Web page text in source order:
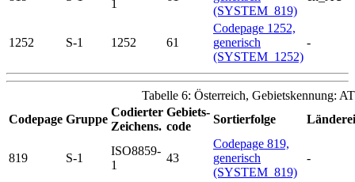
1
(SYSTEM_819)
1252 S-1 1252 61
Codepage 1252,
generisch
(SYSTEM_1252)
-
Tabelle 6: Österreich, Gebietskennung: AT
Codepage Gruppe
Codierter
Zeichens.
Gebiets-
code
Sortierfolge
819 S-1
ISO8859-
1
43
Codepage 819,
generisch
(SYSTEM_819)
-